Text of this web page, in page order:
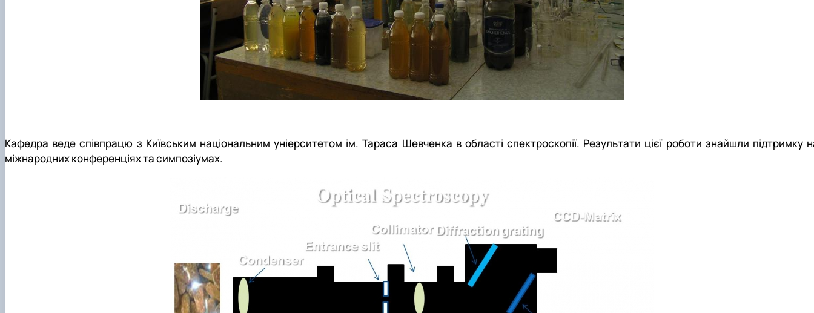
Кафедра веде співпрацю з Київським національним уніерситетом ім. Тараса Шевченка в області спектроскопії. Результати цієї роботи знайшли підтримку
міжнародних конференціях та симпозіумах.